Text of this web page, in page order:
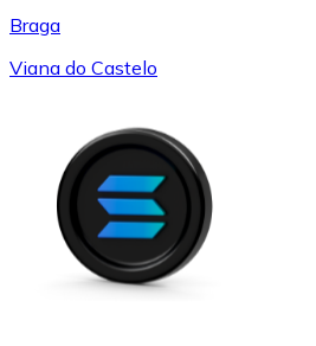
Braga
Viana do Castelo